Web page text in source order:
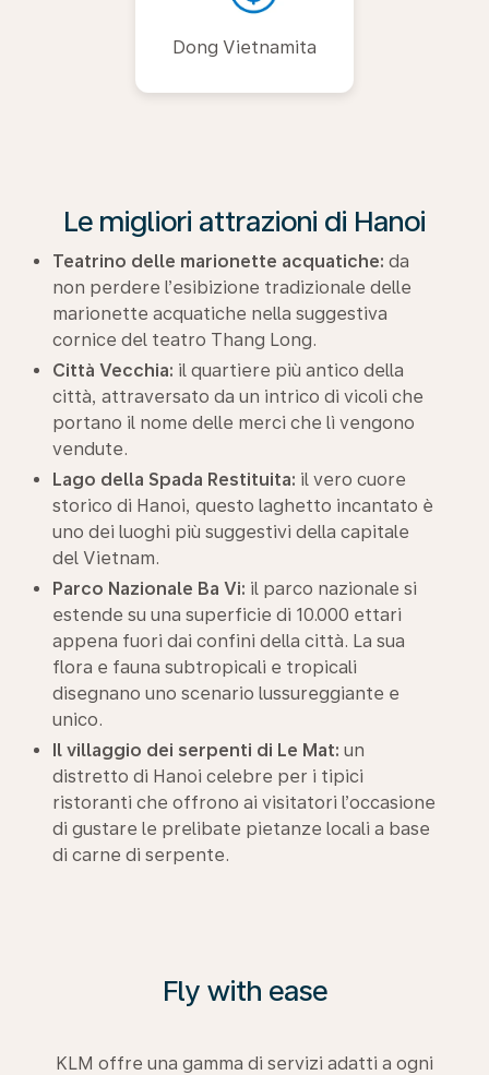
Dong Vietnamita
Le migliori attrazioni di Hanoi
Teatrino delle marionette acquatiche: da
non perdere l’esibizione tradizionale delle
marionette acquatiche nella suggestiva
cornice del teatro Thang Long.
Città Vecchia: il quartiere più antico della
città, attraversato da un intrico di vicoli che
portano il nome delle merci che lì vengono
vendute.
Lago della Spada Restituita: il vero cuore
storico di Hanoi, questo laghetto incantato è
uno dei luoghi più suggestivi della capitale
del Vietnam.
Parco Nazionale Ba Vi: il parco nazionale si
estende su una superficie di 10.000 ettari
appena fuori dai confini della città. La sua
flora e fauna subtropicali e tropicali
disegnano uno scenario lussureggiante e
unico.
Il villaggio dei serpenti di Le Mat: un
distretto di Hanoi celebre per i tipici
ristoranti che offrono ai visitatori l’occasione
di gustare le prelibate pietanze locali a base
di carne di serpente.
Fly with ease
KLM offre una gamma di servizi adatti a ogni